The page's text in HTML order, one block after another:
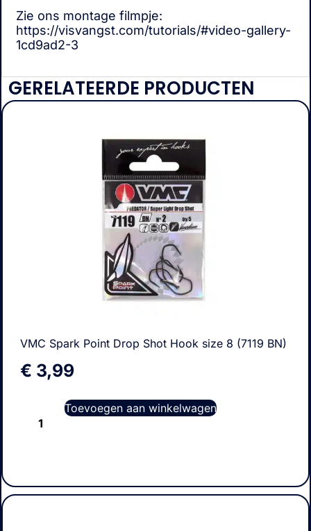
Zie ons montage filmpje:
https://visvangst.com/tutorials/#video-gallery-
1cd9ad2-3
GERELATEERDE PRODUCTEN
VMC Spark Point Drop Shot Hook size 8 (7119 BN)
€ 3,99
Toevoegen aan winkelwagen